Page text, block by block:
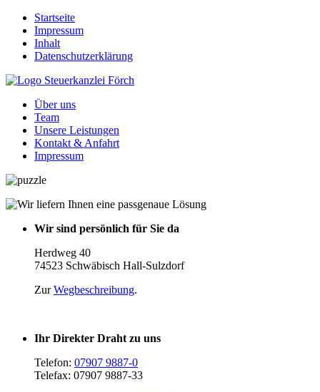
Startseite
Impressum
Inhalt
Datenschutzerklärung
Über uns
Team
Unsere Leistungen
Kontakt & Anfahrt
Impressum
Wir sind persönlich für Sie da
Herdweg 40
74523 Schwäbisch Hall-Sulzdorf
ZurWegbeschreibung.
Ihr Direkter Draht zu uns
Telefon: 07907 9887-0
Telefax: 07907 9887-33